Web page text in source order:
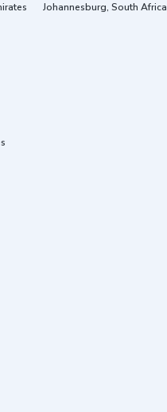
Johannesburg, South Africa